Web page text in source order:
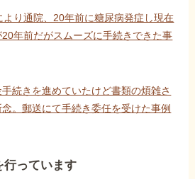
より通院、20年前に糖尿病発症し現在
年前だがスムーズに手続きできた事
続きを進めていたけど書類の煩雑さ
。郵送にて手続き委任を受けた事例
行っています